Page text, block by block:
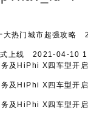
大热门城市超强攻略
上线
2021-04-10
及HiPhi X四车型开
及HiPhi X四车型开
及HiPhi X四车型开